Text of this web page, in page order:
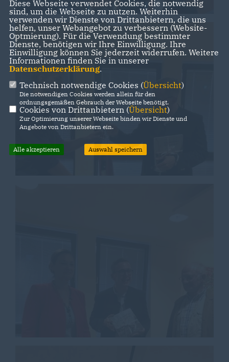
Diese Webseite verwendet Cookies, die notwendig
sind, um die Webseite zu nutzen. Weiterhin
verwenden wir Dienste von Drittanbietern, die uns
helfen, unser Webangebot zu verbessern (Website-
Optmierung). Für die Verwendung bestimmter
Dienste, benötigen wir Ihre Einwilligung. Ihre
Einwilligung können Sie jederzeit widerrufen. Weitere
Informationen finden Sie in unserer
Datenschutzerklärung.
Technisch notwendige Cookies (Übersicht)
Die notwendigen Cookies werden allein für den
ordnungsgemäßen Gebrauch der Webseite benötigt.
Cookies von Drittanbietern (Übersicht)
Zur Optimierung unserer Webseite binden wir Dienste und
Angebote von Drittanbietern ein.
Alle akzeptieren Auswahl speichern